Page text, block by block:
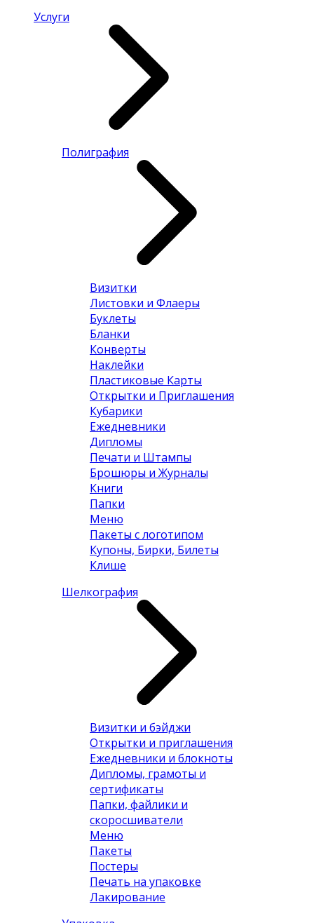
Услуги
Полиграфия
Визитки
Листовки и Флаеры
Буклеты
Бланки
Конверты
Наклейки
Пластиковые Карты
Открытки и Приглашения
Кубарики
Ежедневники
Дипломы
Печати и Штампы
Брошюры и Журналы
Книги
Папки
Меню
Пакеты с логотипом
Купоны, Бирки, Билеты
Клише
Шелкография
Визитки и бэйджи
Открытки и приглашения
Ежедневники и блокноты
Дипломы, грамоты и
сертификаты
Папки, файлики и
скоросшиватели
Меню
Пакеты
Постеры
Печать на упаковке
Лакирование